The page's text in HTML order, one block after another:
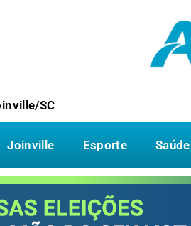
SC
Joinville Esporte Saúde